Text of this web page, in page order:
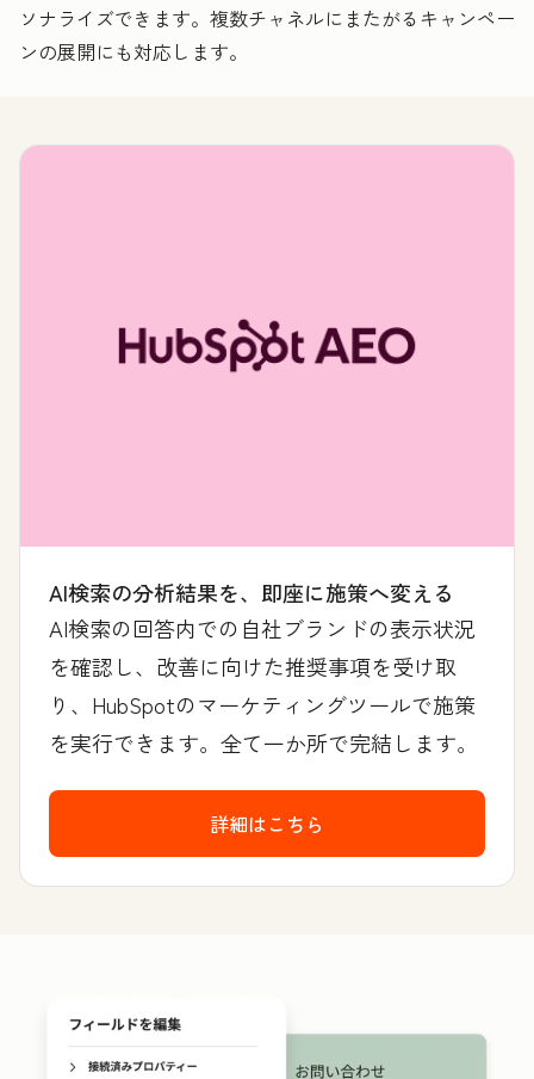
ソナライズできます。複数チャネルにまたがるキャンペー
ンの展開にも対応します。
AI検索の分析結果を、即座に施策へ変える
AI検索の回答内での自社ブランドの表示状況
を確認し、改善に向けた推奨事項を受け取
り、HubSpotのマーケティングツールで施策
を実行できます。全て一か所で完結します。
詳細はこちら